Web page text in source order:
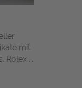
mit
Rolex ...